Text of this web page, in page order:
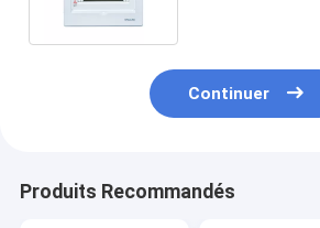
Continuer
Produits Recommandés